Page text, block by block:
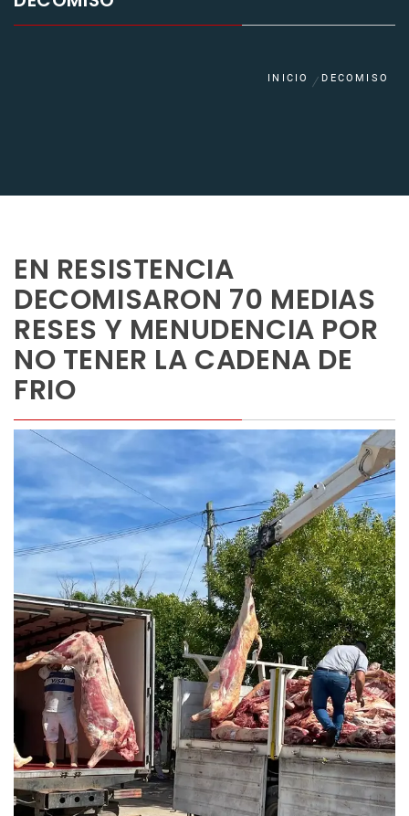
INICIO DECOMISO
EN RESISTENCIA
DECOMISARON 70 MEDIAS
RESES Y MENUDENCIA POR
NO TENER LA CADENA DE
FRIO